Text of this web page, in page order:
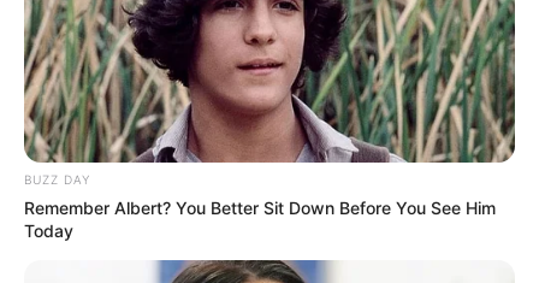
BUZZ DAY
Remember Albert? You Better Sit Down Before You See Him
Today